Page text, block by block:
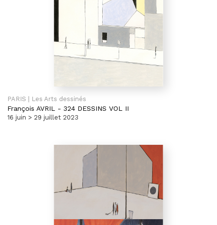
PARIS | Les Arts dessinés
François AVRIL - 324 DESSINS VOL II
16 juin > 29 juillet 2023